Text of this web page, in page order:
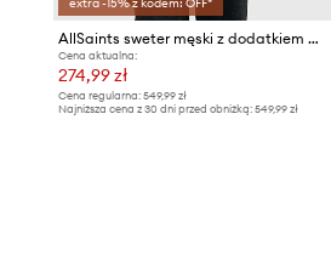
dopasowanie
extra -15% z kodem: OFF*
AllSaints sweter męski z dodatkiem wełny
Cena aktualna:
274,99 zł
Cena regularna: 549,99 zł
Najniższa cena z 30 dni przed obniżką: 549,99 zł